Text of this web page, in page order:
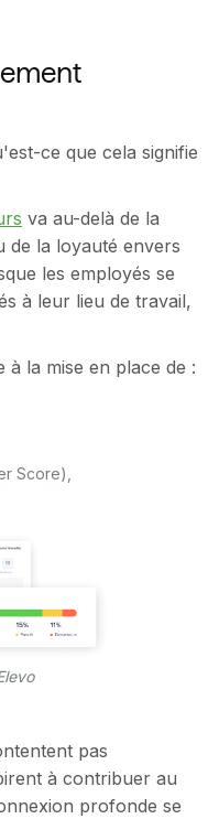
ce que cela signifie
va au-delà de la
de la loyauté envers
les employés se
à leur lieu de travail,
à la mise en place de :
Score),
pas
à contribuer au
profonde se